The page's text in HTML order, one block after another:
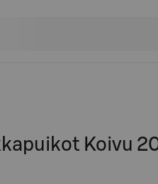
Koivu